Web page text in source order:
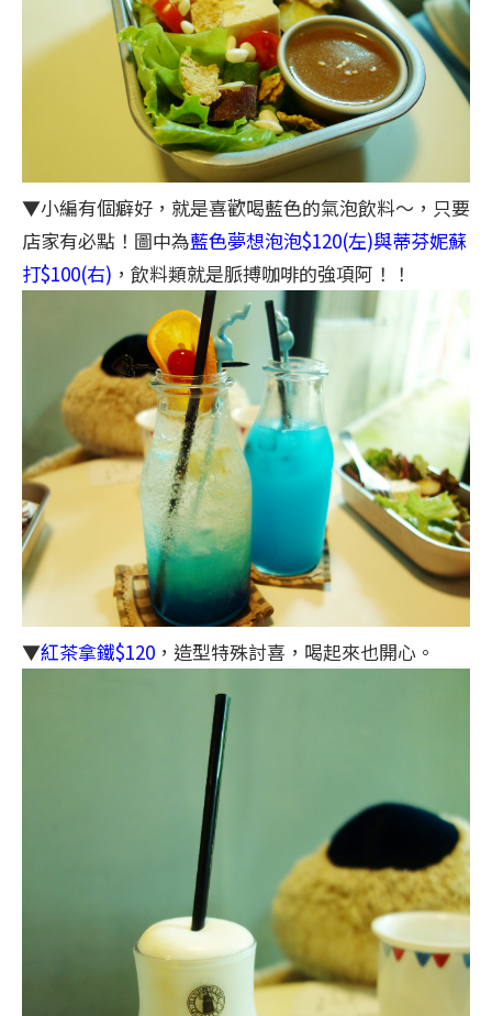
▼小編有個癖好，就是喜歡喝藍色的氣泡飲料～，只要
店家有必點！圖中為藍色夢想泡泡$120(左)與蒂芬妮蘇
打$100(右) ，飲料類就是脈搏咖啡的強項阿！！
▼紅茶拿鐵$120 ，造型特殊討喜，喝起來也開心。